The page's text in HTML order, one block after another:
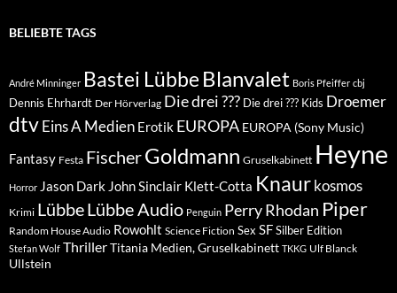
BELIEBTE TAGS
André Minninger Bastei Lübbe Blanvalet Boris Pfeiffer cbj
Dennis Ehrhardt Der Hörverlag Die drei ??? Die drei ??? Kids Droemer
dtvEins A Medien Erotik EUROPA EUROPA (Sony Music)
Fantasy Festa FischerGoldmann Gruselkabinett Heyne
Horror Jason Dark John Sinclair Klett-Cotta Knaur kosmos
Krimi LübbeLübbe Audio Penguin Perry Rhodan Piper
Random House Audio Rowohlt Science Fiction Sex SFSilber Edition
Stefan Wolf ThrillerTitania Medien, Gruselkabinett TKKG Ulf Blanck
Ullstein